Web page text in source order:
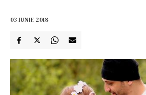
03 IUNIE 2018